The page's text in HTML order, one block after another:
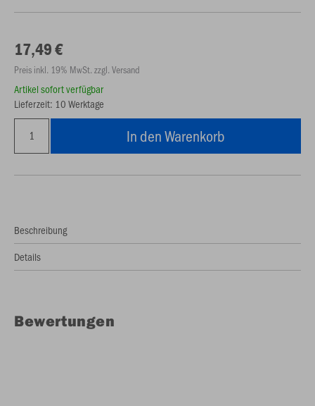
17,49 €
Preis inkl. 19% MwSt. zzgl. Versand
Artikel sofort verfügbar
Lieferzeit: 10 Werktage
In den Warenkorb
Beschreibung
Details
Bewertungen